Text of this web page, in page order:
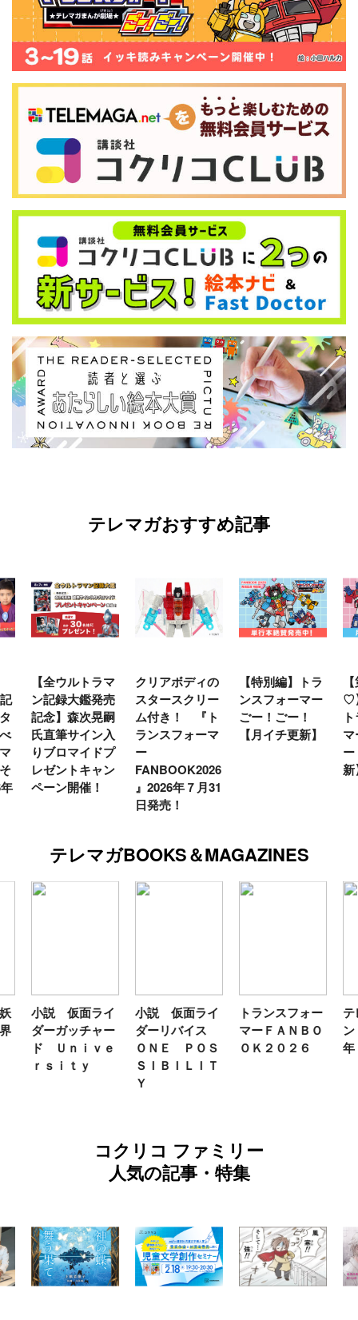
テレマガおすすめ記事
【全ウルトラマ
ン記録大鑑発売
記念】森次晃嗣
氏直筆サイン入
りブロマイドプ
レゼントキャン
ペーン開催！
クリアボディの
スタースクリー
ム付き！ 『ト
ランスフォーマ
ー
FANBOOK2026
』2026年７月31
日発売！
【特別編】トラ
ンスフォーマー
ごー！ごー！
【月イチ更新】
♡
新
テレマガBOOKS＆MAGAZINES
小説 仮面ライ
ダーガッチャー
ド Ｕｎｉｖｅ
ｒｓｉｔｙ
小説 仮面ライ
ダーリバイス
ＯＮＥ ＰＯＳ
ＳＩＢＩＬＩＴ
Ｙ
トランスフォー
マーＦＡＮＢＯ
ＯＫ２０２６
コクリコ ファミリー
人気の記事・特集